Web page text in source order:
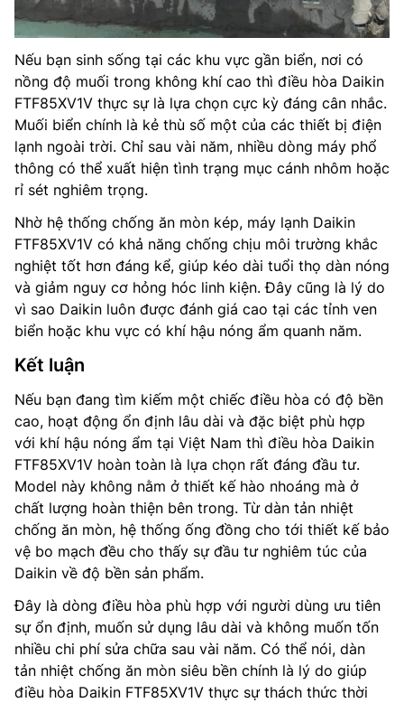
Nếu bạn sinh sống tại các khu vực gần biển, nơi có
nồng độ muối trong không khí cao thì điều hòa Daikin
FTF85XV1V thực sự là lựa chọn cực kỳ đáng cân nhắc.
Muối biển chính là kẻ thù số một của các thiết bị điện
lạnh ngoài trời. Chỉ sau vài năm, nhiều dòng máy phổ
thông có thể xuất hiện tình trạng mục cánh nhôm hoặc
rỉ sét nghiêm trọng.
Nhờ hệ thống chống ăn mòn kép, máy lạnh Daikin
FTF85XV1V có khả năng chống chịu môi trường khắc
nghiệt tốt hơn đáng kể, giúp kéo dài tuổi thọ dàn nóng
và giảm nguy cơ hỏng hóc linh kiện. Đây cũng là lý do
vì sao Daikin luôn được đánh giá cao tại các tỉnh ven
biển hoặc khu vực có khí hậu nóng ẩm quanh năm.
Kết luận
Nếu bạn đang tìm kiếm một chiếc điều hòa có độ bền
cao, hoạt động ổn định lâu dài và đặc biệt phù hợp
với khí hậu nóng ẩm tại Việt Nam thì điều hòa Daikin
FTF85XV1V hoàn toàn là lựa chọn rất đáng đầu tư.
Model này không nằm ở thiết kế hào nhoáng mà ở
chất lượng hoàn thiện bên trong. Từ dàn tản nhiệt
chống ăn mòn, hệ thống ống đồng cho tới thiết kế bảo
vệ bo mạch đều cho thấy sự đầu tư nghiêm túc của
Daikin về độ bền sản phẩm.
Đây là dòng điều hòa phù hợp với người dùng ưu tiên
sự ổn định, muốn sử dụng lâu dài và không muốn tốn
nhiều chi phí sửa chữa sau vài năm. Có thể nói, dàn
tản nhiệt chống ăn mòn siêu bền chính là lý do giúp
điều hòa Daikin FTF85XV1V thực sự thách thức thời